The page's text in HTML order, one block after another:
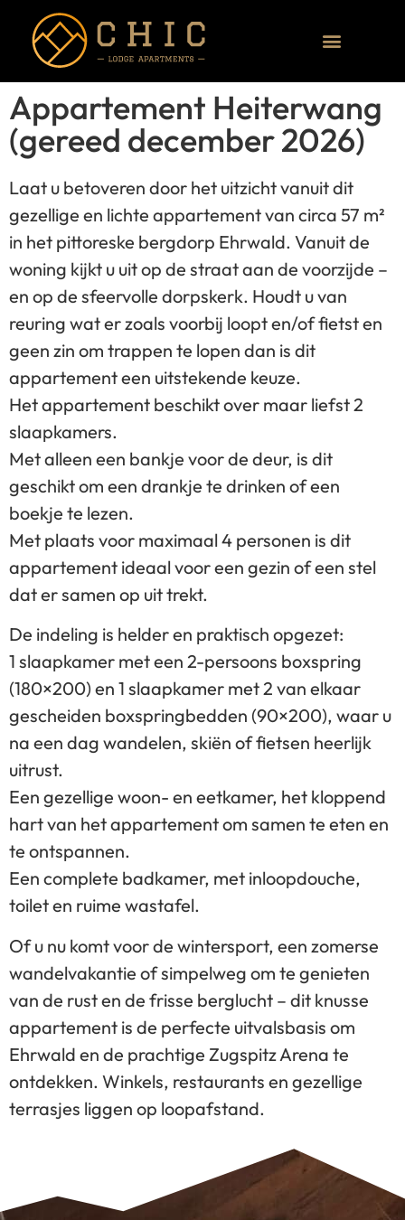
Appartement Heiterwang
(gereed december 2026)
Laat u betoveren door het uitzicht vanuit dit
gezellige en lichte appartement van circa 57 m²
in het pittoreske bergdorp Ehrwald. Vanuit de
woning kijkt u uit op de straat aan de voorzijde –
en op de sfeervolle dorpskerk. Houdt u van
reuring wat er zoals voorbij loopt en/of fietst en
geen zin om trappen te lopen dan is dit
appartement een uitstekende keuze.
Het appartement beschikt over maar liefst 2
slaapkamers.
Met alleen een bankje voor de deur, is dit
geschikt om een drankje te drinken of een
boekje te lezen.
Met plaats voor maximaal 4 personen is dit
appartement ideaal voor een gezin of een stel
dat er samen op uit trekt.
De indeling is helder en praktisch opgezet:
1 slaapkamer met een 2-persoons boxspring
(180×200) en 1 slaapkamer met 2 van elkaar
gescheiden boxspringbedden (90×200), waar u
na een dag wandelen, skiën of fietsen heerlijk
uitrust.
Een gezellige woon- en eetkamer, het kloppend
hart van het appartement om samen te eten en
te ontspannen.
Een complete badkamer, met inloopdouche,
toilet en ruime wastafel.
Of u nu komt voor de wintersport, een zomerse
wandelvakantie of simpelweg om te genieten
van de rust en de frisse berglucht – dit knusse
appartement is de perfecte uitvalsbasis om
Ehrwald en de prachtige Zugspitz Arena te
ontdekken. Winkels, restaurants en gezellige
terrasjes liggen op loopafstand.